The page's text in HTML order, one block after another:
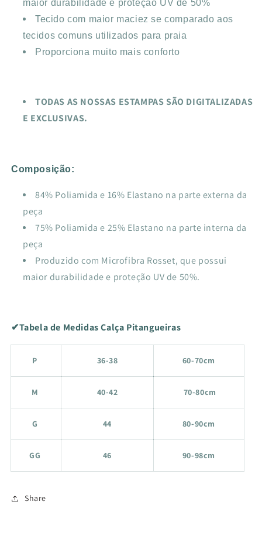
maior durabilidade e proteção UV de 50%
Tecido com maior maciez se comparado aos
tecidos comuns utilizados para praia
Proporciona muito mais conforto
TODAS AS NOSSAS ESTAMPAS SÃO DIGITALIZADAS
E EXCLUSIVAS.
Composição:
84% Poliamida e 16% Elastano na parte externa da
peça
75% Poliamida e 25% Elastano na parte interna da
peça
Produzido com Microfibra Rosset, que possui
maior durabilidade e proteção UV de 50%.
✔Tabela de Medidas Calça Pitangueiras
P 36-38 60-70cm
M 40-42 70-80cm
G 44 80-90cm
GG 46 90-98cm
Share